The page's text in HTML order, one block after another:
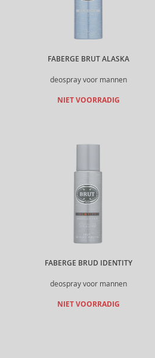
FABERGE BRUT ALASKA
deospray voor mannen
NIET VOORRADIG
FABERGE BRUD IDENTITY
deospray voor mannen
NIET VOORRADIG